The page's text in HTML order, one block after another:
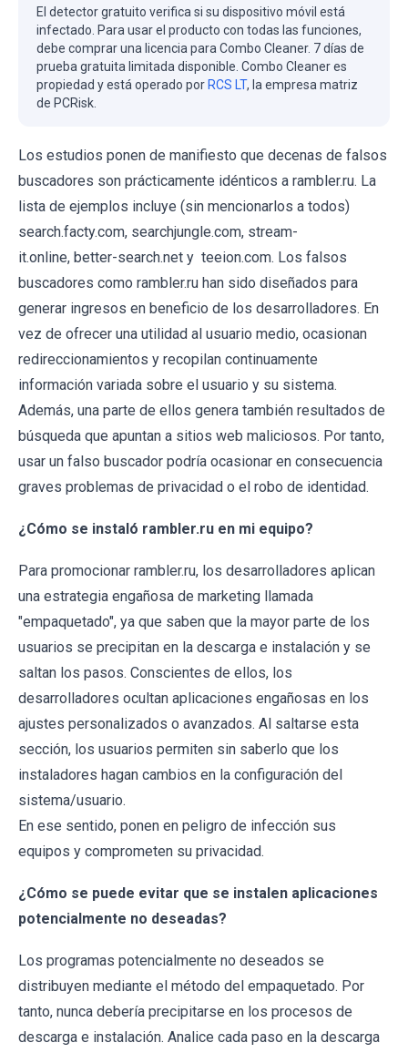
El detector gratuito verifica si su dispositivo móvil está
infectado. Para usar el producto con todas las funciones,
debe comprar una licencia para Combo Cleaner. 7 días de
prueba gratuita limitada disponible. Combo Cleaner es
propiedad y está operado por RCS LT, la empresa matriz
de PCRisk.
Los estudios ponen de manifiesto que decenas de falsos
buscadores son prácticamente idénticos a rambler.ru. La
lista de ejemplos incluye (sin mencionarlos a todos)
search.facty.com, searchjungle.com, stream-
it.online, better-search.net y teeion.com. Los falsos
buscadores como rambler.ru han sido diseñados para
generar ingresos en beneficio de los desarrolladores. En
vez de ofrecer una utilidad al usuario medio, ocasionan
redireccionamientos y recopilan continuamente
información variada sobre el usuario y su sistema.
Además, una parte de ellos genera también resultados de
búsqueda que apuntan a sitios web maliciosos. Por tanto,
usar un falso buscador podría ocasionar en consecuencia
graves problemas de privacidad o el robo de identidad.
¿Cómo se instaló rambler.ru en mi equipo?
Para promocionar rambler.ru, los desarrolladores aplican
una estrategia engañosa de marketing llamada
"empaquetado", ya que saben que la mayor parte de los
usuarios se precipitan en la descarga e instalación y se
saltan los pasos. Conscientes de ellos, los
desarrolladores ocultan aplicaciones engañosas en los
ajustes personalizados o avanzados. Al saltarse esta
sección, los usuarios permiten sin saberlo que los
instaladores hagan cambios en la configuración del
sistema/usuario.
En ese sentido, ponen en peligro de infección sus
equipos y comprometen su privacidad.
¿Cómo se puede evitar que se instalen aplicaciones
potencialmente no deseadas?
Los programas potencialmente no deseados se
distribuyen mediante el método del empaquetado. Por
tanto, nunca debería precipitarse en los procesos de
descarga e instalación. Analice cada paso en la descarga